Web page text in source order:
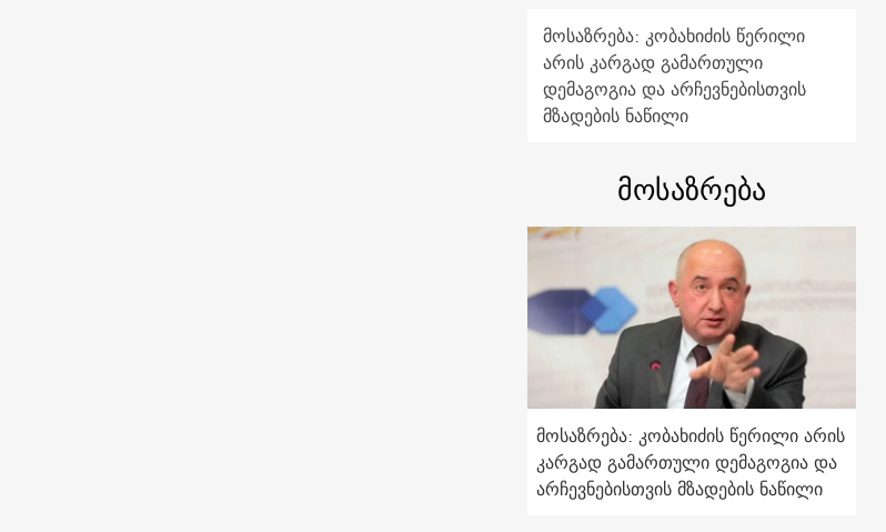
მოსაზრება: კობახიძის წერილი
არის კარგად გამართული
დემაგოგია და არჩევნებისთვის
მზადების ნაწილი
მოსაზრება
მოსაზრება: კობახიძის წერილი არის
კარგად გამართული დემაგოგია და
არჩევნებისთვის მზადების ნაწილი